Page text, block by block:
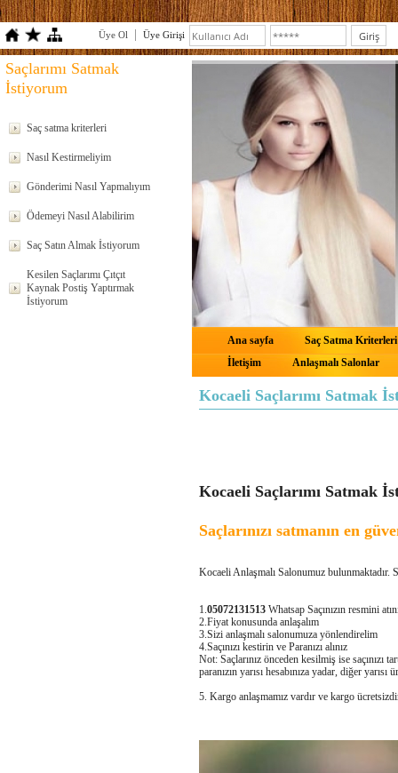
Üye Ol Üye Girişi
Saçlarımı Satmak
İstiyorum
Saç satma kriterleri
Nasıl Kestirmeliyim
Gönderimi Nasıl Yapmalıyım
Ödemeyi Nasıl Alabilirim
Saç Satın Almak İstiyorum
Kesilen Saçlarımı Çıtçıt
Kaynak Postiş Yaptırmak
İstiyorum
Ana sayfa
Saç Satma Kriterleri
İletişim
Anlaşmalı Salonlar
Kocaeli Saçlarımı Satmak
Kocaeli Saçlarımı Satmak
Saçlarınızı satmanın en
Kocaeli Anlaşmalı Salonumuz bulunmaktadır.
1.05072131513 Whatsap Saçınızın resmini
2.Fiyat konusunda anlaşalım
3.Sizi anlaşmalı salonumuza yönlendirelim
4.Saçınızı kestirin ve Paranızı alınız
Not: Saçlarınız önceden kesilmiş ise saçınızı
paranızın yarısı hesabınıza yadar, diğer yarısı
5. Kargo anlaşmamız vardır ve kargo